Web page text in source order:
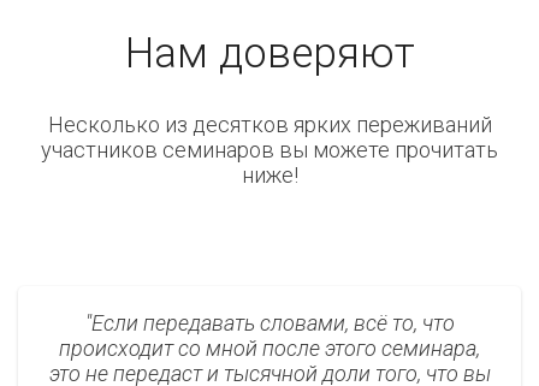
Нам доверяют
Несколько из десятков ярких переживаний
участников семинаров вы можете прочитать
ниже!
Если передавать словами, всё то, что
происходит со мной после этого семинара,
это не передаст и тысячной доли того, что вы